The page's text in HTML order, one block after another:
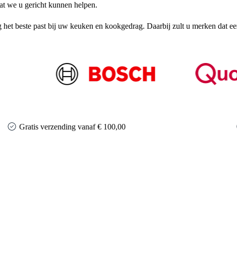
we u gericht kunnen helpen.
beste past bij uw keuken en kookgedrag. Daarbij zult u merken dat
Gratis verzending vanaf € 100,00